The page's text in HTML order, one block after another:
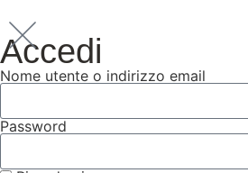
Accedi
Nome utente o indirizzo email
Password